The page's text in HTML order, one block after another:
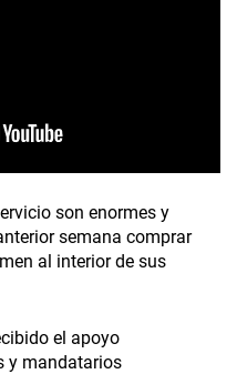
son enormes y
semana comprar
al interior de sus
el apoyo
y mandatarios